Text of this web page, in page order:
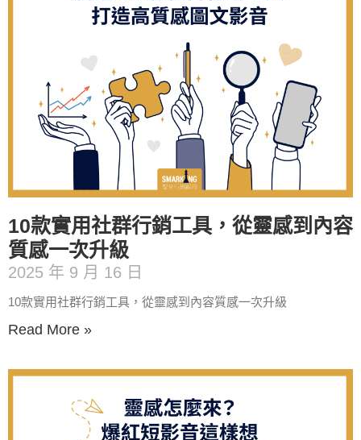
10款實用社群行銷工具，從靈感到內容
質感一次升級
2025 年 9 月 16 日
10款實用社群行銷工具，從靈感到內容質感一次升級
Read More »